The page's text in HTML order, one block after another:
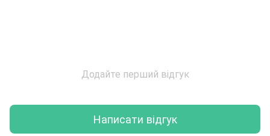
Додайте перший відгук
Написати відгук